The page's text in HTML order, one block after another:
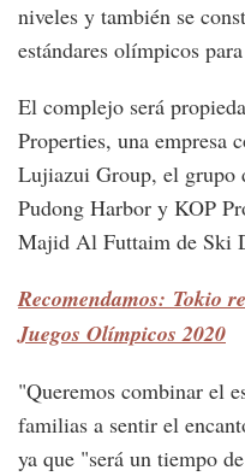
niveles y también se
estándares olímpicos
El complejo será
Properties, una empresa
Lujiazui Group, el grupo
Pudong Harbor y KOP
Majid Al Futtaim de Ski
Recomendamos: Tokio
Juegos Olímpicos 2020
"Queremos combinar el
familias a sentir el
ya que "será un tiempo